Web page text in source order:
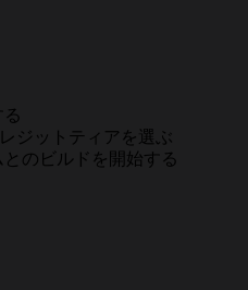
ジットティアを選ぶ
のビルドを開始する